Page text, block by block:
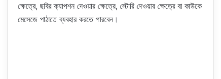
ক্ষেত্রে, ছবির ক্যাপশন দেওয়ার ক্ষেত্রে, স্টোরি দেওয়ার ক্ষেত্রে বা কাউকে
মেসেজে পাঠাতে ব্যবহার করতে পারবেন।